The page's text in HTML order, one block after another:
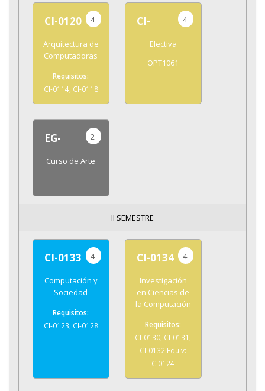
CI-0120
Arquitectura de
Computadoras
4
CI-0114, CI-0118
CI-
Electiva
OPT1061
4
EG-
Curso de Arte
2
II SEMESTRE
CI-0133
Computación y
Sociedad
4
CI-0123, CI-0128
CI-0134
Investigación
en Ciencias de
la Computación
4
CI-0130, CI-0131,
CI-0132 Equiv:
CI0124